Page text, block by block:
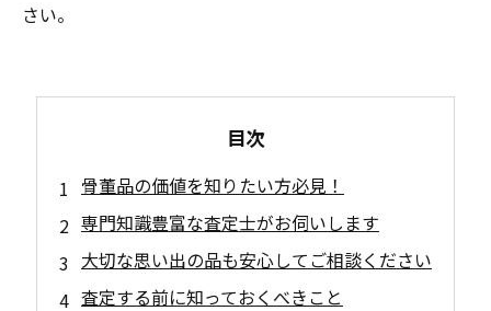
さい。
目次
骨董品の価値を知りたい方必見！
専門知識豊富な査定士がお伺いします
大切な思い出の品も安心してご相談ください
査定する前に知っておくべきこと